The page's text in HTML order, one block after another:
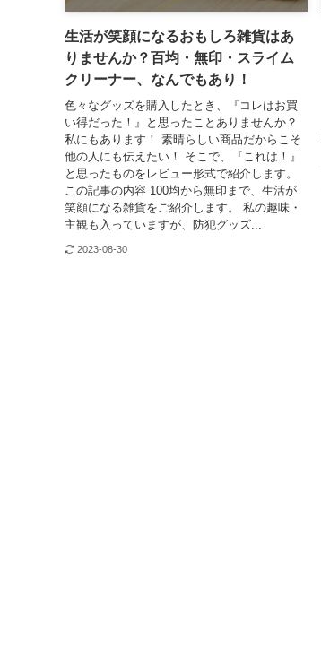
生活が笑顔になるおもしろ雑貨はあ
りませんか？百均・無印・スライム
クリーナー、なんでもあり！
色々なグッズを購入したとき、『コレはお買
い得だった！』と思ったことありませんか？
私にもあります！ 素晴らしい商品だからこそ
他の人にも伝えたい！ そこで、『これは！』
と思ったものをレビュー形式で紹介します。
この記事の内容 100均から無印まで、生活が
笑顔になる雑貨をご紹介します。 私の趣味・
主観も入っていますが、防犯グッズ...
2023-08-30